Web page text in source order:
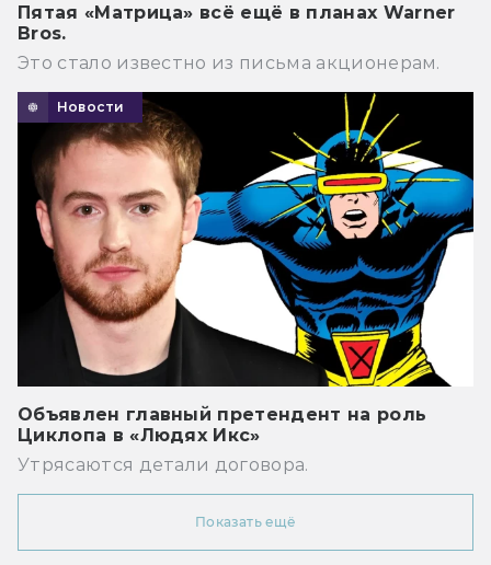
Пятая «Матрица» всё ещё в планах Warner
Bros.
Это стало известно из письма акционерам.
Новости
Объявлен главный претендент на роль
Циклопа в «Людях Икс»
Утрясаются детали договора.
Показать ещё